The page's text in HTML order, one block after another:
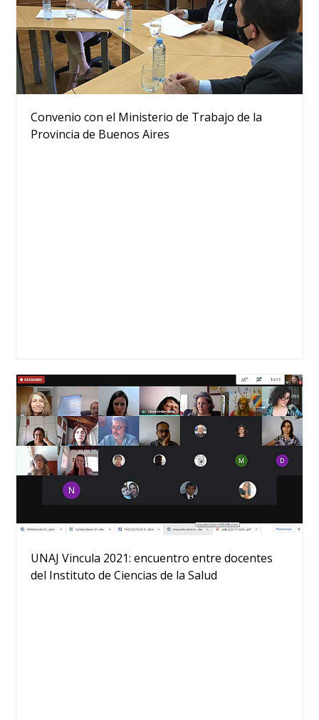
Convenio con el Ministerio de Trabajo de la
Provincia de Buenos Aires
UNAJ Vincula 2021: encuentro entre docentes
del Instituto de Ciencias de la Salud